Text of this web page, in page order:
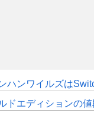
ハンワイルズは
ドエディションの